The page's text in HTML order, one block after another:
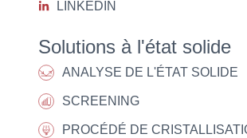
LINKEDIN
Solutions à l'état solide
ANALYSE DE L'ÉTAT SOLIDE
SCREENING
PROCÉDÉ DE